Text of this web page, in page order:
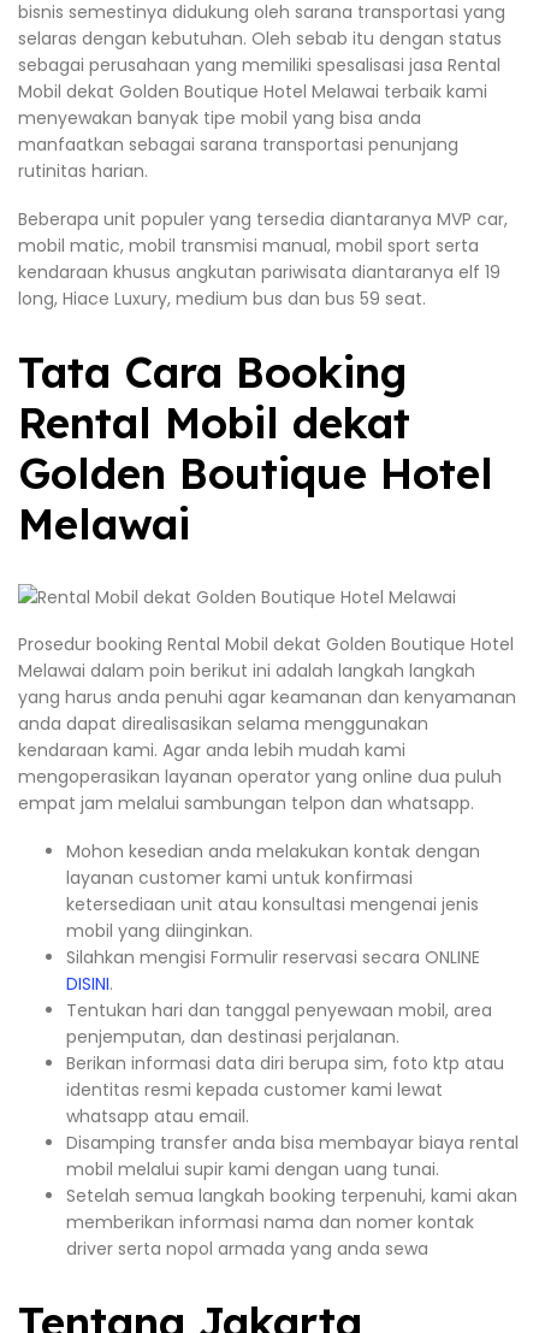
bisnis semestinya didukung oleh sarana transportasi yang
selaras dengan kebutuhan. Oleh sebab itu dengan status
sebagai perusahaan yang memiliki spesalisasi jasa Rental
Mobil dekat Golden Boutique Hotel Melawai terbaik kami
menyewakan banyak tipe mobil yang bisa anda
manfaatkan sebagai sarana transportasi penunjang
rutinitas harian.
Beberapa unit populer yang tersedia diantaranya MVP car,
mobil matic, mobil transmisi manual, mobil sport serta
kendaraan khusus angkutan pariwisata diantaranya elf 19
long, Hiace Luxury, medium bus dan bus 59 seat.
Tata Cara Booking
Rental Mobil dekat
Golden Boutique Hotel
Melawai
Prosedur booking Rental Mobil dekat Golden Boutique Hotel
Melawai dalam poin berikut ini adalah langkah langkah
yang harus anda penuhi agar keamanan dan kenyamanan
anda dapat direalisasikan selama menggunakan
kendaraan kami. Agar anda lebih mudah kami
mengoperasikan layanan operator yang online dua puluh
empat jam melalui sambungan telpon dan whatsapp.
Mohon kesedian anda melakukan kontak dengan
layanan customer kami untuk konfirmasi
ketersediaan unit atau konsultasi mengenai jenis
mobil yang diinginkan.
Silahkan mengisi Formulir reservasi secara ONLINE
DISINI.
Tentukan hari dan tanggal penyewaan mobil, area
penjemputan, dan destinasi perjalanan.
Berikan informasi data diri berupa sim, foto ktp atau
identitas resmi kepada customer kami lewat
whatsapp atau email.
Disamping transfer anda bisa membayar biaya rental
mobil melalui supir kami dengan uang tunai.
Setelah semua langkah booking terpenuhi, kami akan
memberikan informasi nama dan nomer kontak
driver serta nopol armada yang anda sewa
Tentang Jakarta